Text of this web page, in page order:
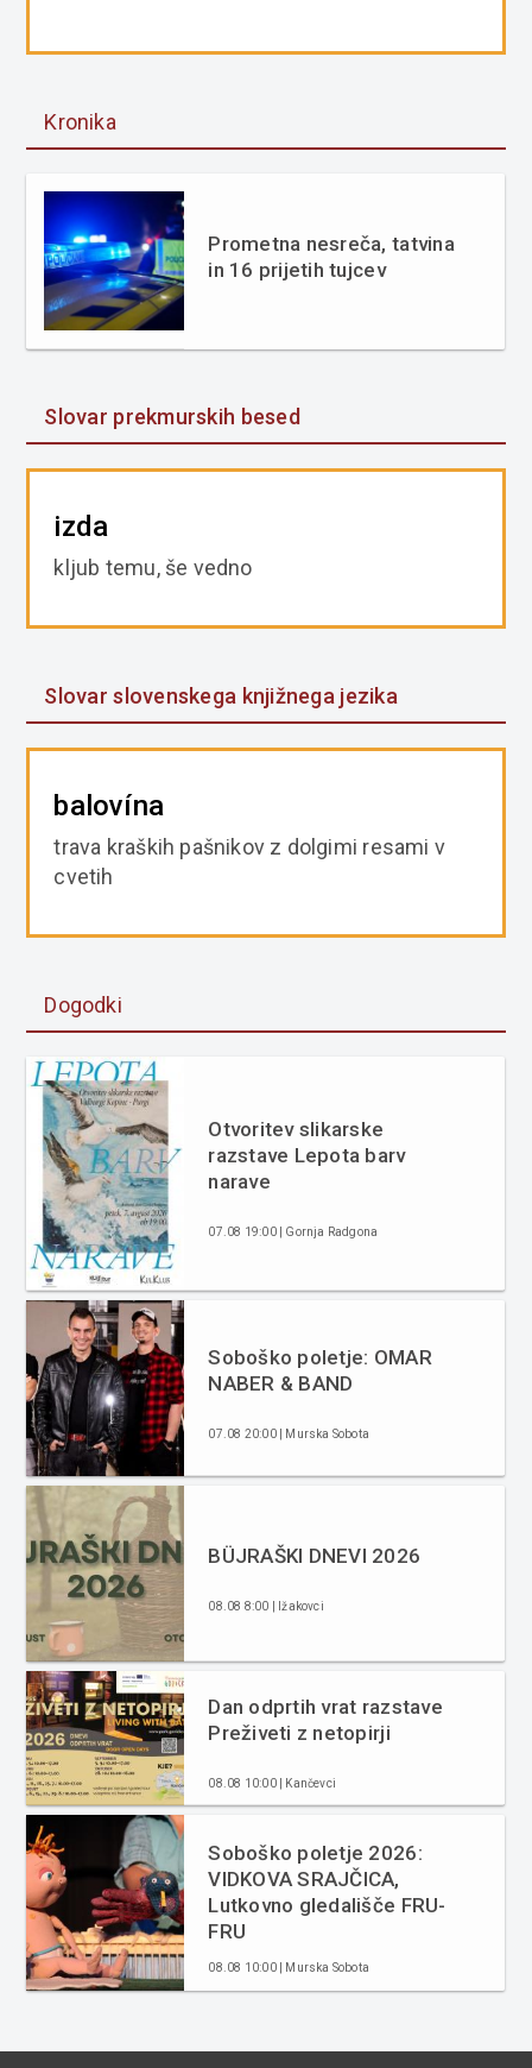
Kronika
Prometna nesreča, tatvina
in 16 prijetih tujcev
Slovar prekmurskih besed
izda
kljub temu, še vedno
Slovar slovenskega knjižnega jezika
balovína
trava kraških pašnikov z dolgimi resami v
cvetih
Dogodki
Otvoritev slikarske
razstave Lepota barv
narave
07.08 19:00 | Gornja Radgona
Soboško poletje: OMAR
NABER & BAND
07.08 20:00 | Murska Sobota
BÜJRAŠKI DNEVI 2026
08.08 8:00 | Ižakovci
Dan odprtih vrat razstave
Preživeti z netopirji
08.08 10:00 | Kančevci
Soboško poletje 2026:
VIDKOVA SRAJČICA,
Lutkovno gledališče FRU-
FRU
08.08 10:00 | Murska Sobota